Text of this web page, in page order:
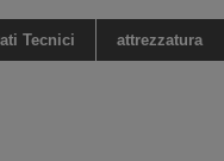
Tecnici attrezzatura